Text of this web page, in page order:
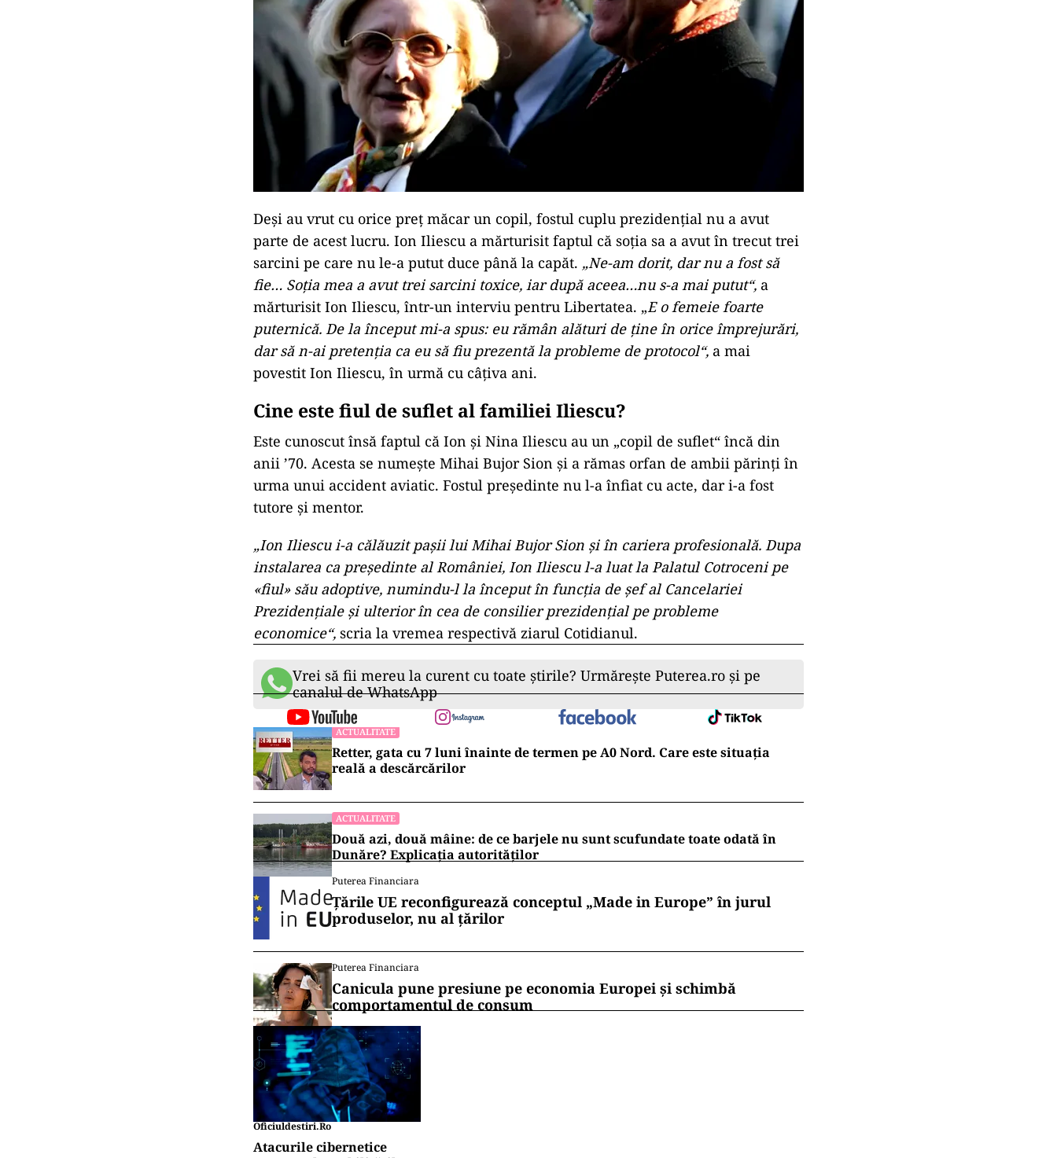
Deși au vrut cu orice preț măcar un copil, fostul cuplu prezidențial nu a avut
parte de acest lucru. Ion Iliescu a mărturisit faptul că soția sa a avut în trecut trei
sarcini pe care nu le-a putut duce până la capăt. „Ne-am dorit, dar nu a fost să
fie… Soția mea a avut trei sarcini toxice, iar după aceea…nu s-a mai putut“, a
mărturisit Ion Iliescu, într-un interviu pentru Libertatea. „E o femeie foarte
puternică. De la început mi-a spus: eu rămân alături de ține în orice împrejurări,
dar să n-ai pretenția ca eu să fiu prezentă la probleme de protocol“, a mai
povestit Ion Iliescu, în urmă cu câțiva ani.
Cine este fiul de suflet al familiei Iliescu?
Este cunoscut însă faptul că Ion și Nina Iliescu au un „copil de suflet“ încă din
anii ’70. Acesta se numește Mihai Bujor Sion și a rămas orfan de ambii părinți în
urma unui accident aviatic. Fostul președinte nu l-a înfiat cu acte, dar i-a fost
tutore și mentor.
„Ion Iliescu i-a călăuzit paşii lui Mihai Bujor Sion şi în cariera profesională. Dupa
instalarea ca preşedinte al României, Ion Iliescu l-a luat la Palatul Cotroceni pe
«fiul» său adoptive, numindu-l la început în funcţia de şef al Cancelariei
Prezidenţiale şi ulterior în cea de consilier prezidenţial pe probleme
economice“, scria la vremea respectivă ziarul Cotidianul.
Vrei să fii mereu la curent cu toate știrile? Urmărește Puterea.ro și pe
canalul de WhatsApp
ACTUALITATE
Retter, gata cu 7 luni înainte de termen pe A0 Nord. Care este situația
reală a descărcărilor
ACTUALITATE
Două azi, două mâine: de ce barjele nu sunt scufundate toate odată în
Dunăre? Explicația autorităților
Puterea Financiara
Țările UE reconfigurează conceptul „Made in Europe” în jurul
produselor, nu al țărilor
Puterea Financiara
Canicula pune presiune pe economia Europei și schimbă
comportamentul de consum
Oficiuldestiri.ro
Atacurile cibernetice